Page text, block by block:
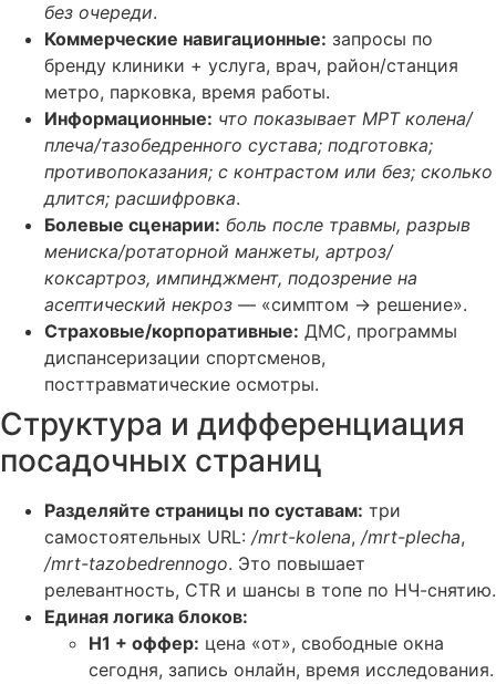
без очереди.
Коммерческие навигационные: запросы по
бренду клиники + услуга, врач, район/станция
метро, парковка, время работы.
Информационные: что показывает МРТ колена/
плеча/тазобедренного сустава; подготовка;
противопоказания; с контрастом или без; сколько
длится; расшифровка.
Болевые сценарии: боль после травмы, разрыв
мениска/ротаторной манжеты, артроз/
коксартроз, импинджмент, подозрение на
асептический некроз — «симптом → решение».
Страховые/корпоративные: ДМС, программы
диспансеризации спортсменов,
посттравматические осмотры.
Структура и дифференциация
посадочных страниц
Разделяйте страницы по суставам: три
самостоятельных URL: /mrt-kolena, /mrt-plecha,
/mrt-tazobedrennogo. Это повышает
релевантность, CTR и шансы в топе по НЧ-снятию.
Единая логика блоков:
H1 + оффер: цена «от», свободные окна
сегодня, запись онлайн, время исследования.